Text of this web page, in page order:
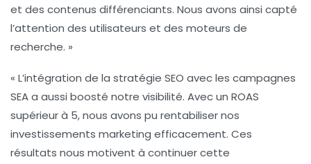
et des contenus différenciants. Nous avons ainsi capté
l’attention des utilisateurs et des moteurs de
recherche. »
« L’intégration de la stratégie SEO avec les campagnes
SEAa aussi boosté notre visibilité. Avec un ROAS
supérieur à 5, nous avons pu rentabiliser nos
investissements marketing efficacement. Ces
résultats nous motivent à continuer cette